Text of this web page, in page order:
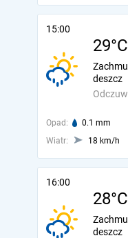
15:00
29°C
deszcz
Opad: 0.1 mm
Wiatr:
18 km/h
16:00
28°C
deszcz